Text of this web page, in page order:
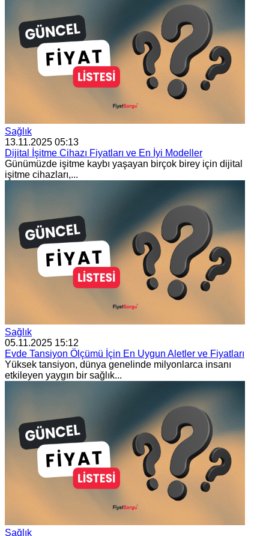
Sağlık
13.11.2025 05:13
Dijital İşitme Cihazı Fiyatları ve En İyi Modeller
Günümüzde işitme kaybı yaşayan birçok birey için dijital
işitme cihazları,...
Sağlık
05.11.2025 15:12
Evde Tansiyon Ölçümü İçin En Uygun Aletler ve Fiyatları
Yüksek tansiyon, dünya genelinde milyonlarca insanı
etkileyen yaygın bir sağlık...
Sağlık